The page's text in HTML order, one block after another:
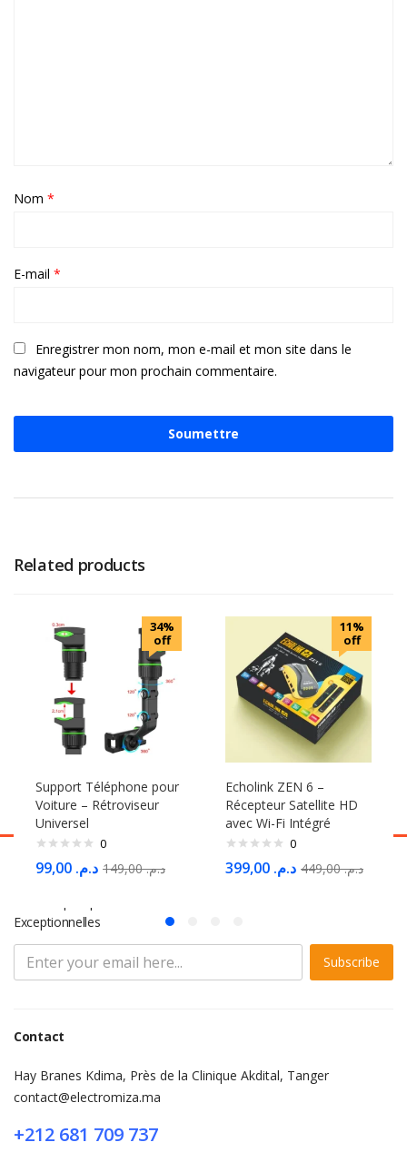
Nom *
E-mail *
Enregistrer mon nom, mon e-mail et mon site dans le
navigateur pour mon prochain commentaire.
Related products
34%
off
Support Téléphone pour
Voiture – Rétroviseur
Universel
0
د.م. د.م.149,00
11%
off
Echolink ZEN 6 –
Récepteur Satellite HD
avec Wi-Fi Intégré
0
د.م. د.م.449,00
S'abonner à la Newsletter
Exceptionnelles
Subscribe
Contact
Hay Branes Kdima, Près de la Clinique Akdital, Tanger
contact@electromiza.ma
+212 681 709 737